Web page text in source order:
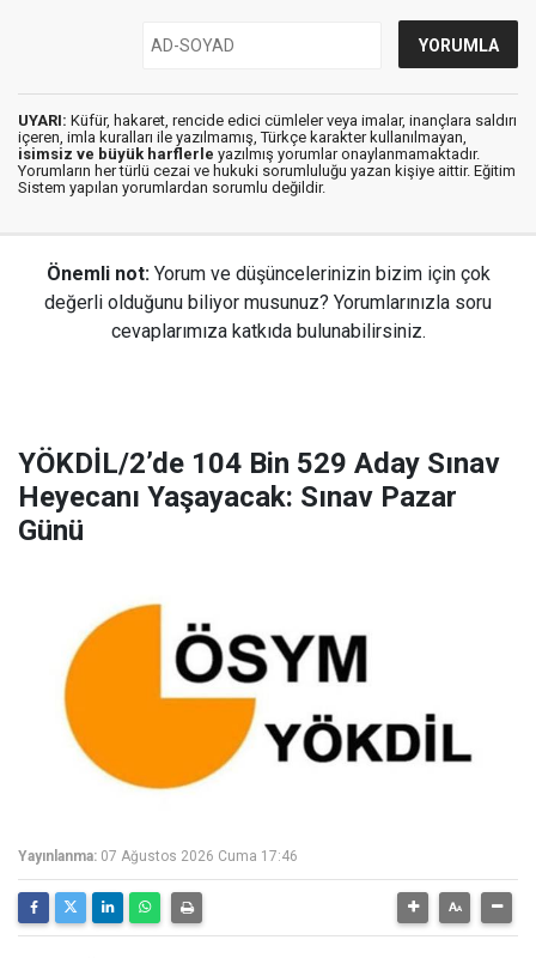
UYARI: Küfür, hakaret, rencide edici cümleler veya imalar, inançlara saldırı
içeren, imla kuralları ile yazılmamış, Türkçe karakter kullanılmayan,
isimsiz ve büyük harflerle yazılmış yorumlar onaylanmamaktadır.
Yorumların her türlü cezai ve hukuki sorumluluğu yazan kişiye aittir. Eğitim
Sistem yapılan yorumlardan sorumlu değildir.
Önemli not: Yorum ve düşüncelerinizin bizim için çok
değerli olduğunu biliyor musunuz? Yorumlarınızla soru
cevaplarımıza katkıda bulunabilirsiniz.
YÖKDİL/2’de 104 Bin 529 Aday Sınav
Heyecanı Yaşayacak: Sınav Pazar
Günü
Yayınlanma: 07 Ağustos 2026 Cuma 17:46